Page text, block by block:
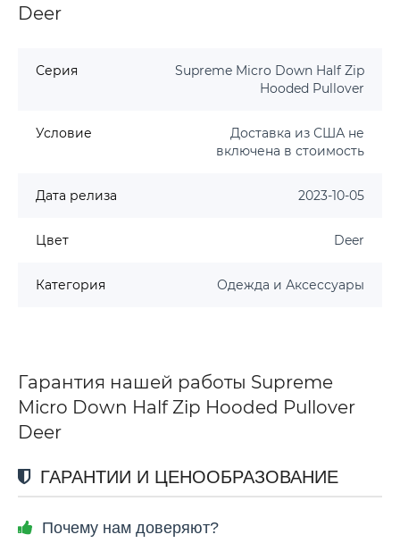
Deer
Серия
Supreme Micro Down Half Zip
Hooded Pullover
Условие
Доставка из США не
включена в стоимость
Дата релиза 2023-10-05
Цвет Deer
Категория Одежда и Аксессуары
Гарантия нашей работы Supreme
Micro Down Half Zip Hooded Pullover
Deer
ГАРАНТИИ И ЦЕНООБРАЗОВАНИЕ
Почему нам доверяют?